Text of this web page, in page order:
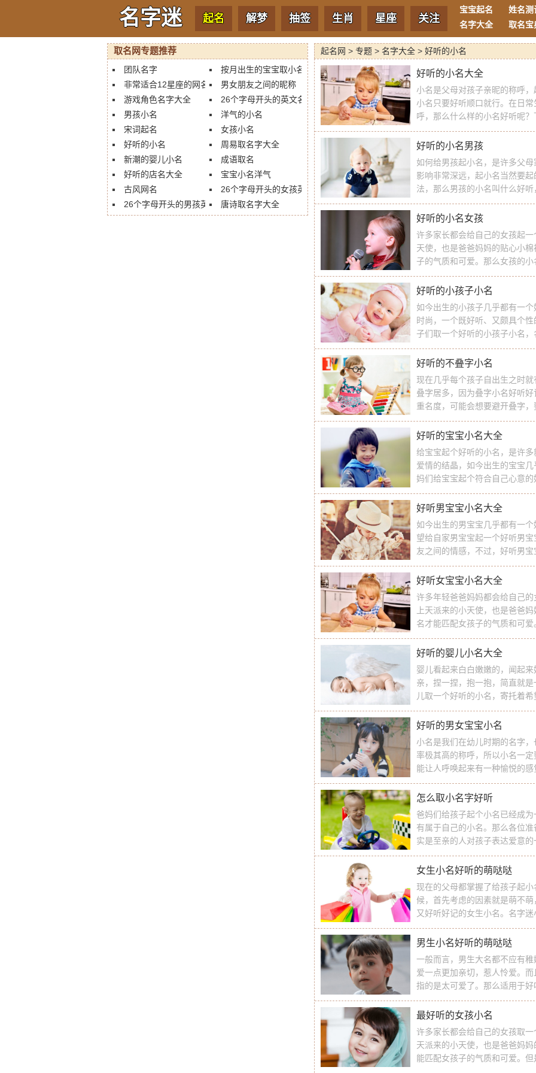
名字迷 起名 解梦 抽签 生肖 星座 关注
宝宝起名
姓名测
名字大全
取名宝
起名网 > 专题 > 名字大全 > 好听的小名
好听的小名大全
小名是父母对孩子亲昵的称呼
小名只要好听顺口就行。在日
呼，那么什么样的小名好听呢
来挑选个最新好听的小名儿吧
小不点的感觉，比较小巧可爱
好听的小名男孩
如何给男孩起小名，是许多父
影响非常深远，起小名当然要
法，那么男孩的小名叫什么好
名男孩吧！ 男孩的小名叫什么
的周围有很多喜欢给宝宝取小
好听的小名女孩
许多家长都会给自己的女孩起
天使，也是爸爸妈妈的贴心小
子的气质和可爱。那么女孩的
小名呢？相信许多家长对于这
家准备了好听的小名女孩一文
好听的小孩子小名
如今出生的小孩子几乎都有一
时尚，一个既好听、又颇具个
子们取一个好听的小孩子小名
及可爱好听的小孩子小名大全
巧 1、随性起好听的小孩子小名
好听的不叠字小名
现在几乎每个孩子自出生之时
叠字居多，因为叠字小名好听
重名度，可能会想要避开叠字
面就一起来看看名字迷提供的
不叠字大全吧！ 好听的不叠字
好听的宝宝小名大全
给宝宝起个好听的小名，是许
爱情的结晶，如今出生的宝宝
妈们给宝宝起个符合自己心意
宝小名大全给大家挑选，相信
(星儿) (三月) (锐锐) (虎儿) (洛
好听男宝宝小名大全
如今出生的男宝宝几乎都有一
望给自家男宝宝起一个好听男
友之间的情感，不过，好听男
提供的好听男宝宝小名大全吧
爱；喆表示智慧、贤哲、俊哲
好听女宝宝小名大全
许多年轻爸爸妈妈都会给自己
上天派来的小天使，也是爸爸
名才能匹配女孩子的气质和可
自己的女宝宝起一个好听的小
供大家参考！ 好听女宝宝小名
好听的婴儿小名大全
婴儿看起来白白嫩嫩的，闻起
亲，捏一捏，抱一抱，简直就
儿取一个好听的小名，寄托着
看看名字迷提供的好听的婴儿
子：适合婴儿起名用，而且叶
好听的男女宝宝小名
小名是我们在幼儿时期的名字
率极其高的称呼，所以小名一
能让人呼唤起来有一种愉悦的
你会喜欢什么样的小名呢？很
去参考下别人家的男女宝宝是
怎么取小名字好听
爸妈们给孩子起个小名已经成
有属于自己的小名。那么各位
实是至亲的人对孩子表达爱意
多爸妈需面对的一大重要议题
的小名大全吧！ 怎么取小名字
女生小名好听的萌哒哒
现在的父母都掌握了给孩子起
候，首先考虑的因素就是萌不
又好听好记的女生小名。名字
字小名，下面就一起来借鉴下
生小名好听的萌哒哒推荐 小松
男生小名好听的萌哒哒
一般而言，男生大名都不应有
爱一点更加亲切，惹人怜爱。
指的是太可爱了。那么适用于
来借鉴名字迷提供的男生小名
荐 罗密欧：罗密欧是译自英文
最好听的女孩小名
许多家长都会给自己的女孩取
天派来的小天使，也是爸爸妈
能匹配女孩子的气质和可爱。
取名网专题推荐
团队名字
按月出生的宝宝取小名
非常适合12星座的网名
男女朋友之间的昵称
游戏角色名字大全
26个字母开头的英文名字
男孩小名
洋气的小名
宋词起名
女孩小名
好听的小名
周易取名字大全
新潮的婴儿小名
成语取名
好听的店名大全
宝宝小名洋气
古风网名
26个字母开头的女孩英文名字
26个字母开头的男孩英文名字唐诗取名字大全